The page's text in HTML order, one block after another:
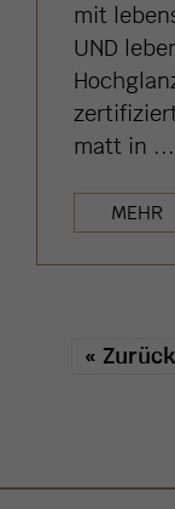
mit
UND
matt in ...
MEHR
« Zurück